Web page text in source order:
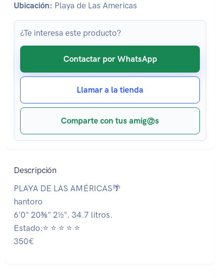
Ubicación: Playa de Las Americas
¿Te interesa este producto?
Contactar por WhatsApp
Llamar a la tienda
Comparte con tus amig@s
Descripción
PLAYA DE LAS AMÉRICAS🌴
hantoro
6'0" 20⅜" 2½". 34.7 litros.
Estado:⭐ ⭐ ⭐ ⭐ ⭐
350€